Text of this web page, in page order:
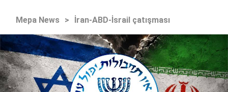
Mepa News > İran-ABD-İsrail çatışması